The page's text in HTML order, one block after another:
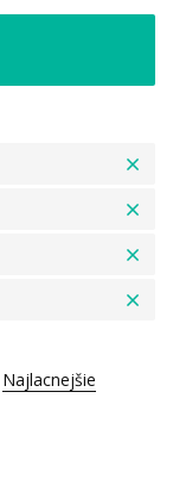
Najlacnejšie